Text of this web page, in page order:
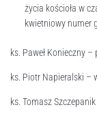
życia kościoła w
kwietniowy numer
ks. Paweł Konieczny –
ks. Piotr Napieralski –
ks. Tomasz